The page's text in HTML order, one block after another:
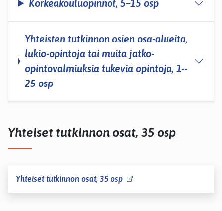
Korkeakouluopinnot, 5–15 osp
Yhteisten tutkinnon osien osa-­alueita,
lukio-opintoja tai muita jatko-
opintovalmiuksia tukevia opintoja, 1-­
25 osp
Yhteiset tutkinnon osat, 35 osp
Yhteiset tutkinnon osat, 35 osp